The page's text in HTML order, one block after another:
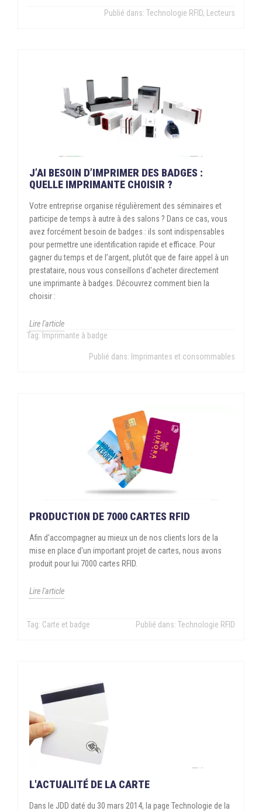
Publié dans: Technologie RFID, Lecteurs
J’AI BESOIN D’IMPRIMER DES BADGES :
QUELLE IMPRIMANTE CHOISIR ?
Votre entreprise organise régulièrement des séminaires et
participe de temps à autre à des salons ? Dans ce cas, vous
avez forcément besoin de badges : ils sont indispensables
pour permettre une identification rapide et efficace. Pour
gagner du temps et de l’argent, plutôt que de faire appel à un
prestataire, nous vous conseillons d’acheter directement
une imprimante à badges. Découvrez comment bien la
choisir :
Lire l'article
Tag: Imprimante à badge
Publié dans: Imprimantes et consommables
PRODUCTION DE 7000 CARTES RFID
Afin d'accompagner au mieux un de nos clients lors de la
mise en place d'un important projet de cartes, nous avons
produit pour lui 7000 cartes RFID.
Lire l'article
Tag: Carte et badge Publié dans: Technologie RFID
L'ACTUALITÉ DE LA CARTE
Dans le JDD daté du 30 mars 2014, la page Technologie de la